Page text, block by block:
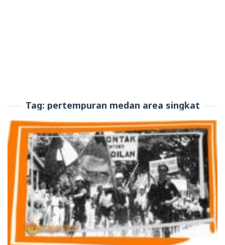
Tag: pertempuran medan area singkat